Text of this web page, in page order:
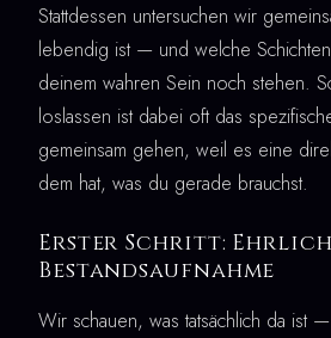
Stattdessen untersuchen wir
lebendig ist — und welche
deinem wahren Sein noch stehen.
loslassen ist dabei oft das
gemeinsam gehen, weil es eine
dem hat, was du gerade brauchst.
Erster Schritt:
Bestandsaufnahme
Wir schauen, was tatsächlich da ist